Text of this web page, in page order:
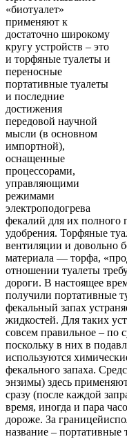
«биотуалет»
применяют к
достаточно широкому
кругу устройств – это
и торфяные туалеты и
переносные
портативные туалеты
и последние
достижения
передовой научной
мысли (в основном
импортной),
оснащенные
процессорами,
управляющими
режимами
электроподогрева
фекалий для их
удобрения. Торфяные
вентиляции и довольно
материала — торфа,
отношении туалеты
дороги. В настоящее
получили портативные
фекальный запах
жидкостей. Для таких
совсем правильное – по
поскольку в них в
используются
фекального запаха.
энзимы) здесь
сразу (после каждой
время, иногда и пара
дороже. За
название – портативные